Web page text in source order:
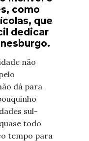
como
que
dedicar
não
dá para
sul-
todo
tempo para